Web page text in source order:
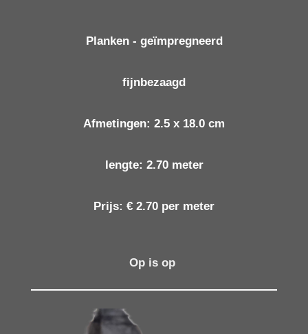
Planken - geïmpregneerd
fijnbezaagd
Afmetingen: 2.5 x 18.0 cm
lengte: 2.70 meter
Prijs: € 2.70 per meter
Op is op